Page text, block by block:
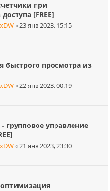
при
[FREE]
«23 янв 2023, 15:15
быстрого просмотра из
«22 янв 2023, 00:19
групповое управление
«21 янв 2023, 23:30
оптимизация